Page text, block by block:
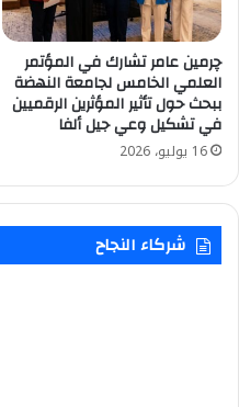
چرمين عامر تشارك في المؤتمر
العلمي الخامس لجامعة النهضة
ببحث حول تأثير المؤثرين الرقميين
في تشكيل وعي جيل ألفا
16 يوليو، 2026
شركاء النجاح